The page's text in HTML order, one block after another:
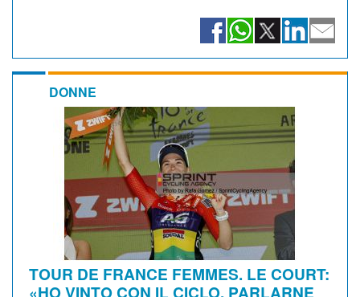
DONNE
TOUR DE FRANCE FEMMES. LE COURT:
«HO VINTO CON IL CICLO, PARLARNE